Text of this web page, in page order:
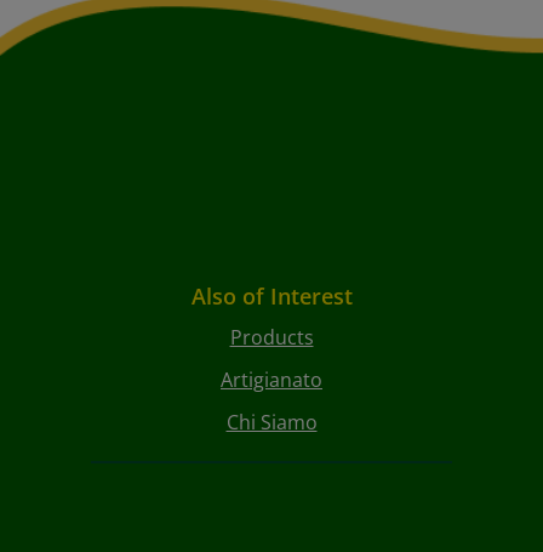
Also of Interest
Products
Artigianato
Chi Siamo